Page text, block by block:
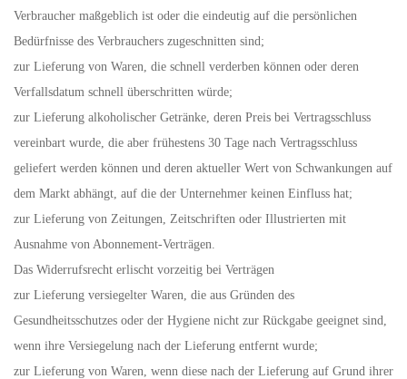
Verbraucher maßgeblich ist oder die eindeutig auf die persönlichen
Bedürfnisse des Verbrauchers zugeschnitten sind;
zur Lieferung von Waren, die schnell verderben können oder deren
Verfallsdatum schnell überschritten würde;
zur Lieferung alkoholischer Getränke, deren Preis bei Vertragsschluss
vereinbart wurde, die aber frühestens 30 Tage nach Vertragsschluss
geliefert werden können und deren aktueller Wert von Schwankungen auf
dem Markt abhängt, auf die der Unternehmer keinen Einfluss hat;
zur Lieferung von Zeitungen, Zeitschriften oder Illustrierten mit
Ausnahme von Abonnement-Verträgen.
Das Widerrufsrecht erlischt vorzeitig bei Verträgen
zur Lieferung versiegelter Waren, die aus Gründen des
Gesundheitsschutzes oder der Hygiene nicht zur Rückgabe geeignet sind,
wenn ihre Versiegelung nach der Lieferung entfernt wurde;
zur Lieferung von Waren, wenn diese nach der Lieferung auf Grund ihrer